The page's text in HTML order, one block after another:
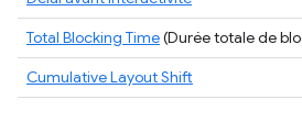
Total Blocking Time(Durée totale de
Cumulative Layout Shift